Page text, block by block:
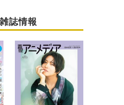
誌情報